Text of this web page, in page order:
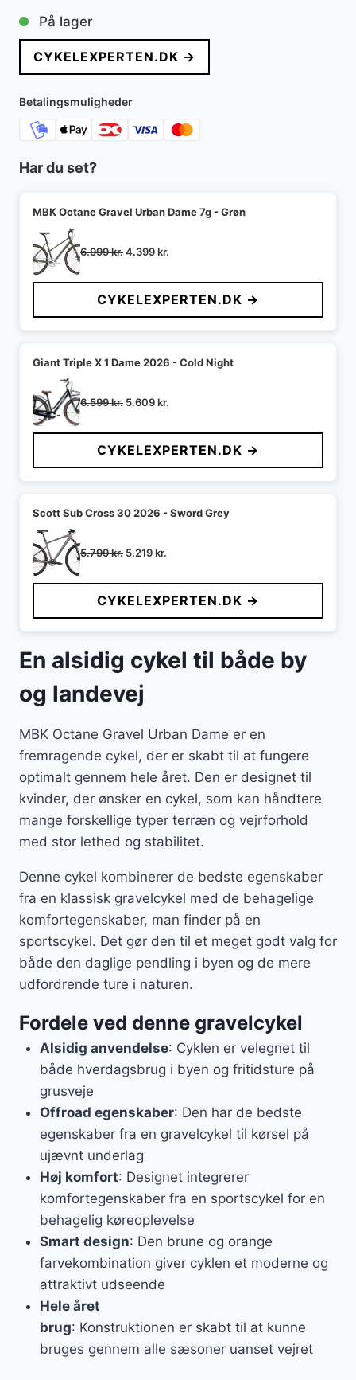
pris
var:
6.999 kr..
pris
er:
På lager
CYKELEXPERTEN.DK →
Betalingsmuligheder
Har du set?
MBK Octane Gravel Urban Dame 7g - Grøn
6.999kr.Den
pris
var:
6.999 kr..
4.399kr.
pris
er:
4.399 kr..
CYKELEXPERTEN.DK →
Giant Triple X 1 Dame 2026 - Cold Night
6.599kr. Den
pris
var:
6.599 kr..
5.609kr.
pris
er:
5.609 kr..
CYKELEXPERTEN.DK →
Scott Sub Cross 30 2026 - Sword Grey
5.799kr. Den
pris
var:
5.799 kr..
5.219kr.
pris
er:
5.219 kr..
CYKELEXPERTEN.DK →
En alsidig cykel til både by
og landevej
MBK Octane Gravel Urban Dame er en
fremragende cykel, der er skabt til at fungere
optimalt gennem hele året. Den er designet til
kvinder, der ønsker en cykel, som kan håndtere
mange forskellige typer terræn og vejrforhold
med stor lethed og stabilitet.
Denne cykel kombinerer de bedste egenskaber
fra en klassisk gravelcykel med de behagelige
komfortegenskaber, man finder på en
sportscykel. Det gør den til et meget godt valg for
både den daglige pendling i byen og de mere
udfordrende ture i naturen.
Fordele ved denne gravelcykel
Alsidig anvendelse: Cyklen er velegnet til
både hverdagsbrug i byen og fritidsture på
grusveje
Offroad egenskaber: Den har de bedste
egenskaber fra en gravelcykel til kørsel på
ujævnt underlag
Høj komfort: Designet integrerer
komfortegenskaber fra en sportscykel for en
behagelig køreoplevelse
Smart design: Den brune og orange
farvekombination giver cyklen et moderne og
attraktivt udseende
Hele året
brug: Konstruktionen er skabt til at kunne
bruges gennem alle sæsoner uanset vejret